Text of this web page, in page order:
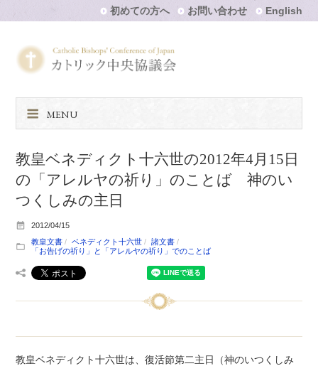
初めての方へ お問い合わせ English
MENU
教皇ベネディクト十六世の2012年4月15日
の「アレルヤの祈り」のことば 神のい
つくしみの主日
2012/04/15
教皇文書
ベネディクト十六世
諸文書
「お告げの祈り」と「アレルヤの祈り」でのことば
教皇ベネディクト十六世は、復活節第二主日（神のいつくしみ